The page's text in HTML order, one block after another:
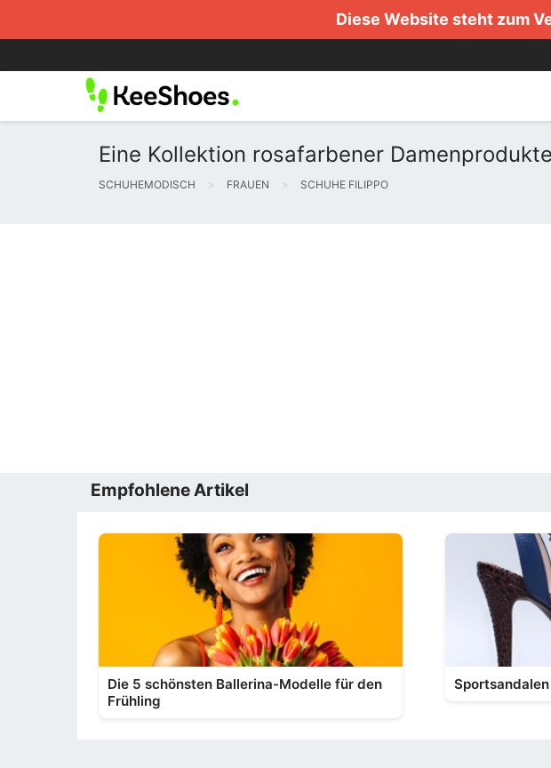
Diese Website steht zum
Eine Kollektion rosafarbener
SCHUHEMODISCH FRAUEN SCHUHE FILIPPO
Empfohlene Artikel
Die 5 schönsten Ballerina-Modelle für den
Frühling